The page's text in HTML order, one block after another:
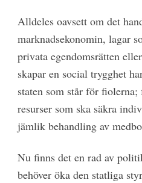
Alldeles oavsett om det
marknadsekonomin, lagar
privata egendomsrätten
skapar en social trygghet
staten som står för
resurser som ska säkra
jämlik behandling av
Nu finns det en rad av
behöver öka den statliga